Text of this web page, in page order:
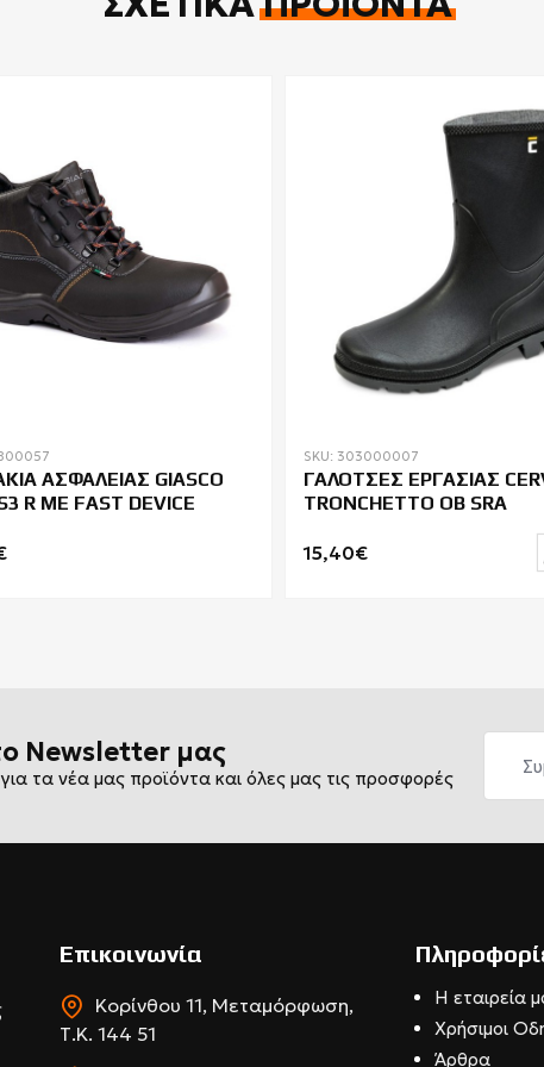
ΑΣΦΑΛΕΙΑΣ GIASCO
R ΜΕ FAST DEVICE
SKU: 303000007
ΓΑΛΟΤΣΕΣ ΕΡΓΑΣΙΑΣ
TRONCHETTO OB SRA
15,40€
Newsletter μας
τα νέα μας προϊόντα και όλες μας τις προσφορές
Επικοινωνία
Κορίνθου 11, Μεταμόρφωση,
Τ.Κ. 144 51
Η εταιρεία
Χρήσιμοι
Άρθρα